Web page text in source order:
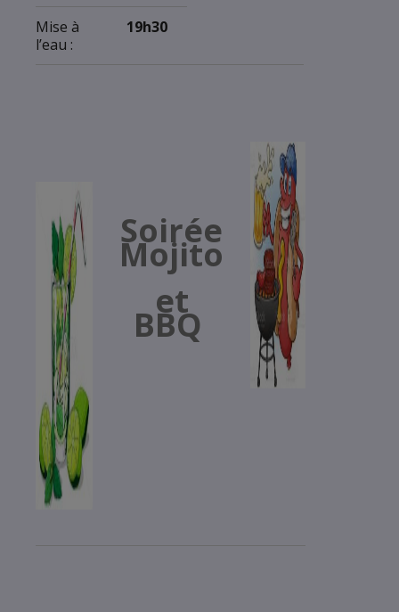
Plan Géneral Mise à l’eau
Mise à
l’eau :
19h30
Soirée
Mojito
et
BBQ